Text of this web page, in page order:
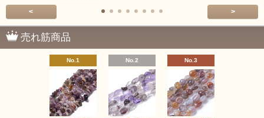
< >
売れ筋商品
No.1 No.2 No.3